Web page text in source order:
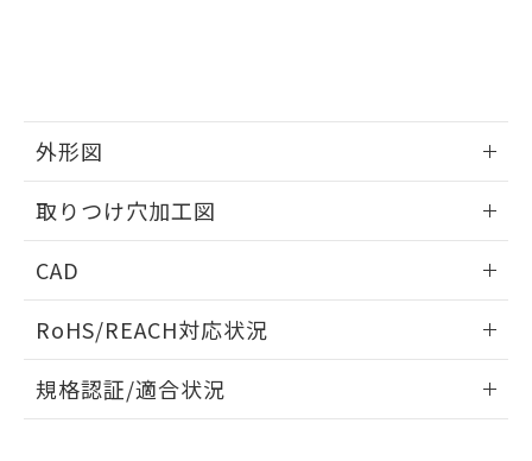
外形図
取りつけ穴加工図
CAD
ドすることができます。
ログイン/会員登録
RoHS/REACH対応状況
EU RoHS 注意事項・凡例
規格認証/適合状況
品・サービスに関するお客様との取
の共同利用に関して"
用者の範囲」に記載されている法人を
EU RoHS指令（10物質）の非含有証明書
51物質の非含有証明書（当社基準）
※本証明書は発行日時点で非含有を証明す
物質の対応では、対応完了までの期間は出
荷製品に未対応品が混在することから備考
欄に対応日を記載しておりました。
既に当社にて対応品への在庫切替を完了